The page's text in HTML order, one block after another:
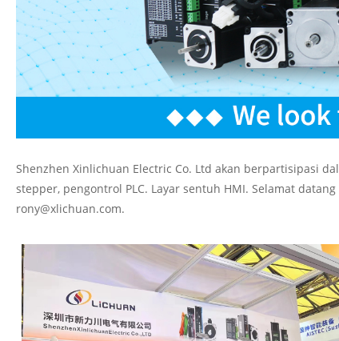
Shenzhen Xinlichuan Electric Co. Ltd akan berpartisipasi
stepper, pengontrol PLC. Layar sentuh HMI. Selamat
rony@xlichuan.com.